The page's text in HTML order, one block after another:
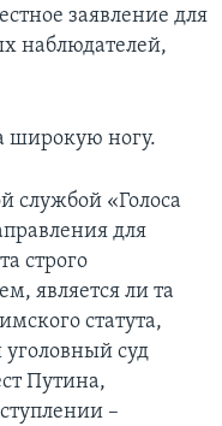
заявление для
наблюдателей,
широкую ногу.
службой «Голоса
для
строго
является ли та
статута,
суд
Путина,
–